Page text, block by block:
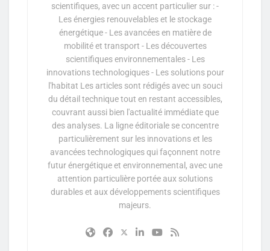
scientifiques, avec un accent particulier sur : -
Les énergies renouvelables et le stockage
énergétique - Les avancées en matière de
mobilité et transport - Les découvertes
scientifiques environnementales - Les
innovations technologiques - Les solutions pour
l'habitat Les articles sont rédigés avec un souci
du détail technique tout en restant accessibles,
couvrant aussi bien l'actualité immédiate que
des analyses. La ligne éditoriale se concentre
particulièrement sur les innovations et les
avancées technologiques qui façonnent notre
futur énergétique et environnemental, avec une
attention particulière portée aux solutions
durables et aux développements scientifiques
majeurs.